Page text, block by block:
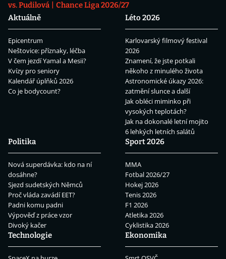
vs. Pudilová
Chance Liga 2026/27
Aktuálně
Epicentrum
Neštovice: příznaky, léčba
V čem jezdí Yamal a Mesii?
Kvízy pro seniory
Kalendář úplňků 2026
Co je bodycount?
Léto 2026
Karlovarský filmový festival
2026
Znamení, že jste potkali
někoho z minulého života
Astronomické úkazy 2026:
zatmění slunce a další
Jak obléci miminko při
vysokých teplotách?
Jak na dokonalé letní mojito
6 lehkých letních salátů
Politika
Nová superdávka: kdo na ní
dosáhne?
Sjezd sudetských Němců
Proč vláda zavádí EET?
Padni komu padni
Výpověď z práce vzor
Divoký kačer
Sport 2026
MMA
Fotbal 2026/27
Hokej 2026
Tenis 2026
F1 2026
Atletika 2026
Cyklistika 2026
Technologie
Ekonomika